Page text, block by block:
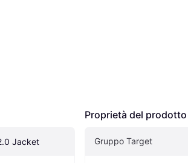
Jacket
Proprietà del prodotto
Gruppo Target